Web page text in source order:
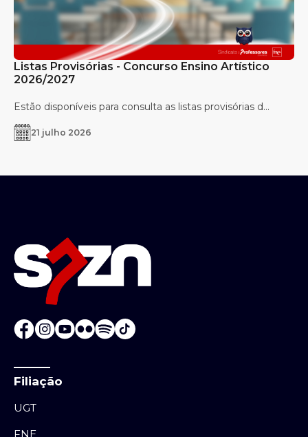
Listas Provisórias - Concurso Ensino Artístico
2026/2027
Estão disponíveis para consulta as listas provisórias d...
21 julho 2026
Filiação
UGT
FNE